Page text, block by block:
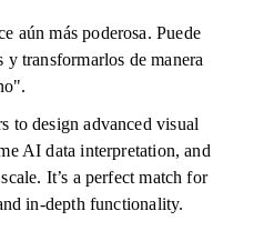
aún más poderosa. Puede
y transformarlos de manera
to design advanced visual
AI data interpretation, and
It’s a perfect match for
in-depth functionality.